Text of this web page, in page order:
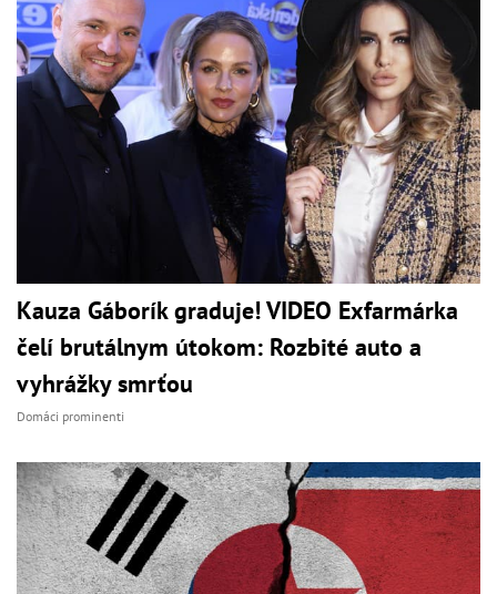
Kauza Gáborík graduje! VIDEO Exfarmárka
čelí brutálnym útokom: Rozbité auto a
vyhrážky smrťou
Domáci prominenti